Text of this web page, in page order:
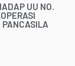
UU NO.